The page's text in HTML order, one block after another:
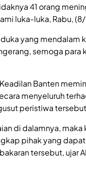
41 orang
luka-luka, Rabu,
yang mendalam
semoga para
Banten
menyeluruh
peristiwa
di dalamnya,
pihak yang
tersebut, ujar